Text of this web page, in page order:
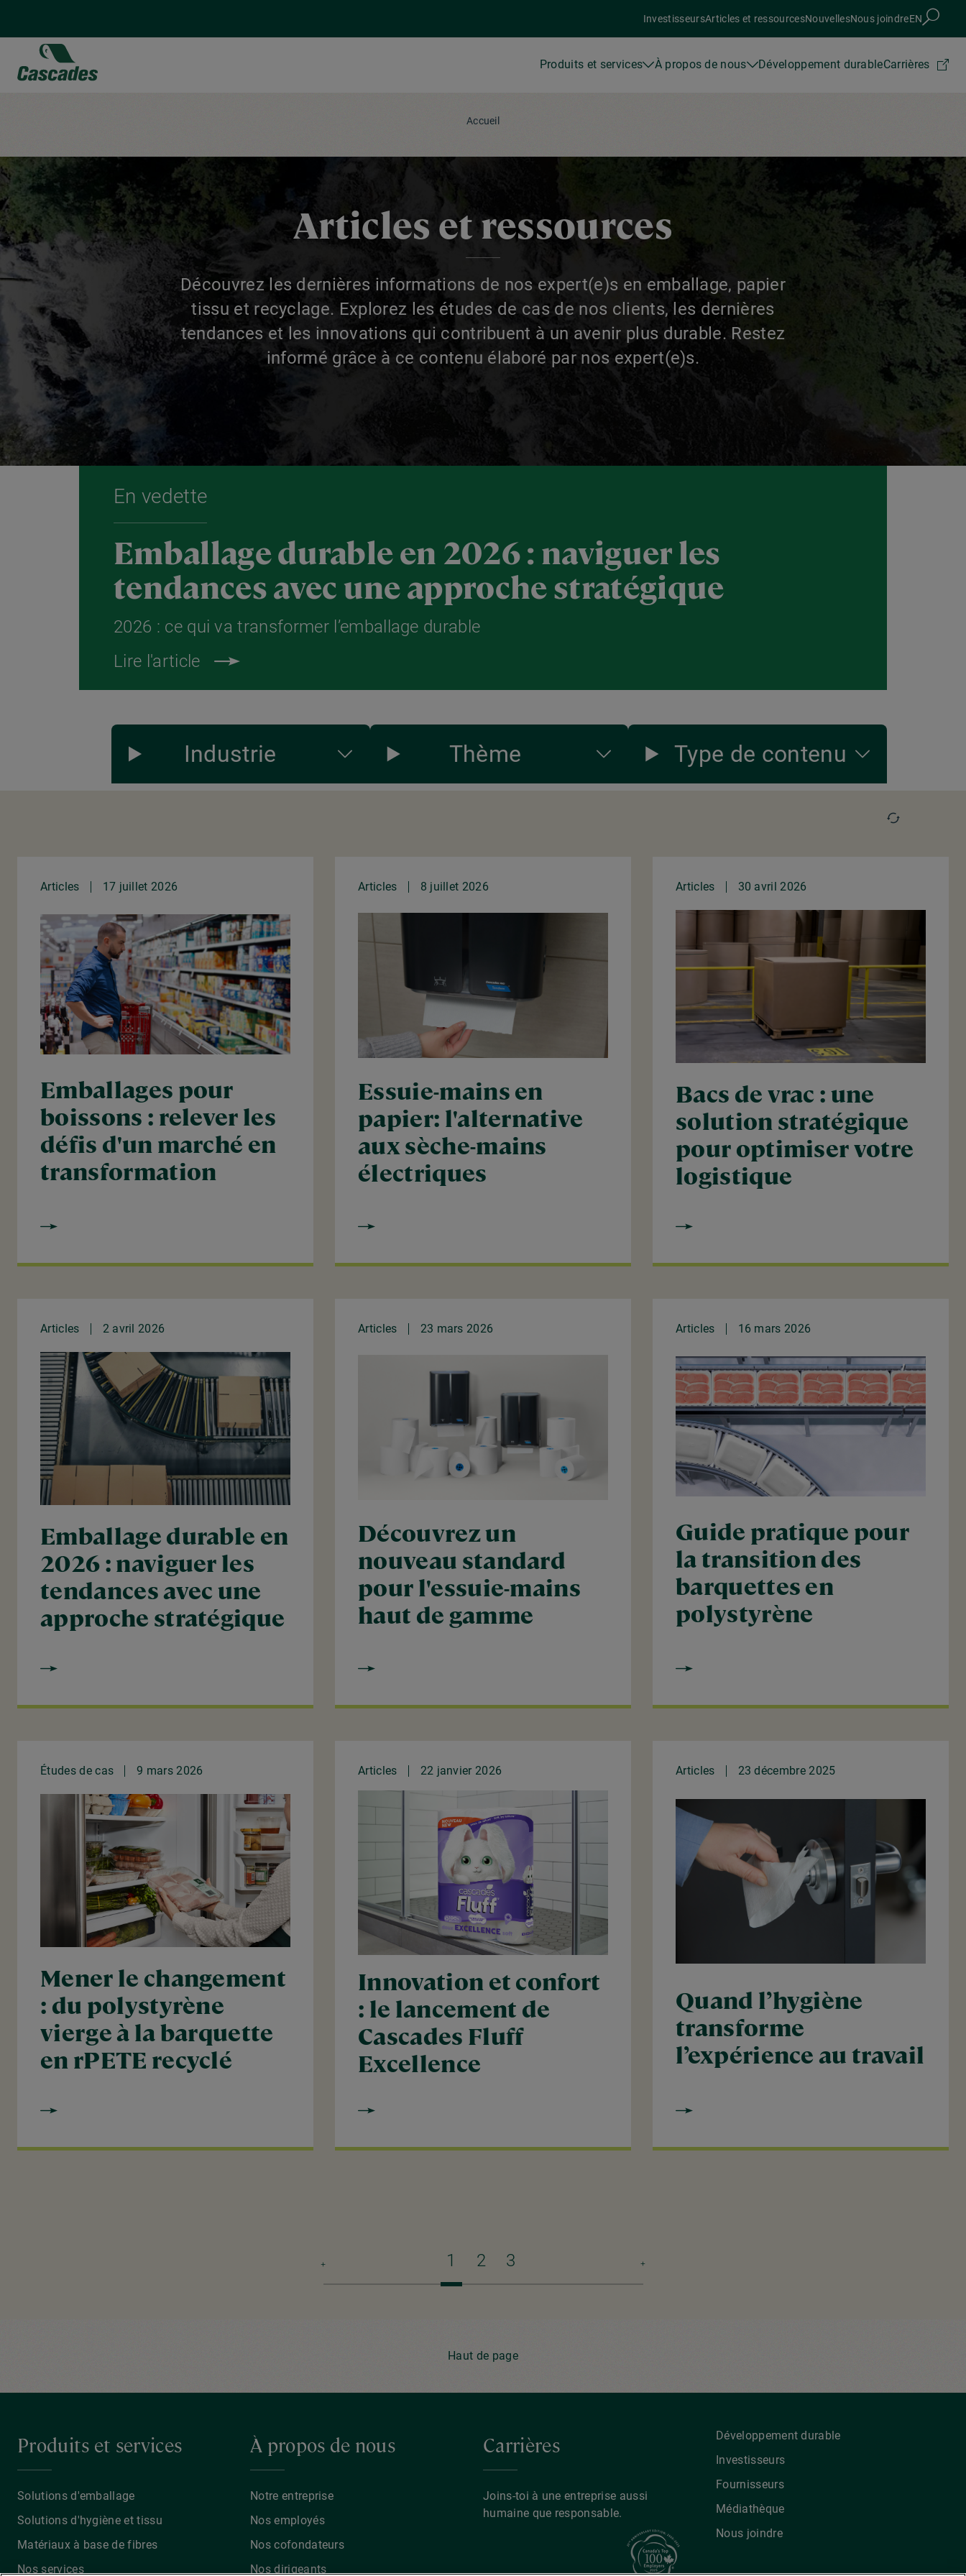
contenu
principal
InvestisseursArticles et ressourcesNouvellesNous joindreEN
Produits et services À propos de nous Développement durableCarrières
Accueil
Articles et ressources
Découvrez les dernières informations de nos expert(e)s en emballage, papier
tissu et recyclage. Explorez les études de cas de nos clients, les dernières
tendances et les innovations qui contribuent à un avenir plus durable. Restez
informé grâce à ce contenu élaboré par nos expert(e)s.
En vedette
Emballage durable en 2026 : naviguer les
tendances avec une approche stratégique
2026 : ce qui va transformer l’emballage durable
Lire l'article
Industrie Thème Type de contenu
Articles 17 juillet 2026
Emballages pour
boissons : relever les
défis d'un marché en
transformation
Articles 8 juillet 2026
Essuie-mains en
papier: l'alternative
aux sèche-mains
électriques
Articles 30 avril 2026
Bacs de vrac : une
solution stratégique
pour optimiser votre
logistique
Articles 2 avril 2026
Emballage durable en
2026 : naviguer les
tendances avec une
approche stratégique
Articles 23 mars 2026
Découvrez un
nouveau standard
pour l'essuie-mains
haut de gamme
Articles 16 mars 2026
Guide pratique pour
la transition des
barquettes en
polystyrène
Études de cas 9 mars 2026
Mener le changement
: du polystyrène
vierge à la barquette
en rPETE recyclé
Articles 22 janvier 2026
Innovation et confort
: le lancement de
Cascades Fluff
Excellence
Articles 23 décembre 2025
Quand l’hygiène
transforme
l’expérience au travail
Page
courante
1 Page
2 Page
3
Page
suivante
Haut de page
Produits et services
Solutions d'emballage
Solutions d'hygiène et tissu
Matériaux à base de fibres
Nos services
À propos de nous
Notre entreprise
Nos employés
Nos cofondateurs
Nos dirigeants
Carrières
Joins-toi à une entreprise aussi
humaine que responsable.
Développement durable
Investisseurs
Fournisseurs
Médiathèque
Nous joindre